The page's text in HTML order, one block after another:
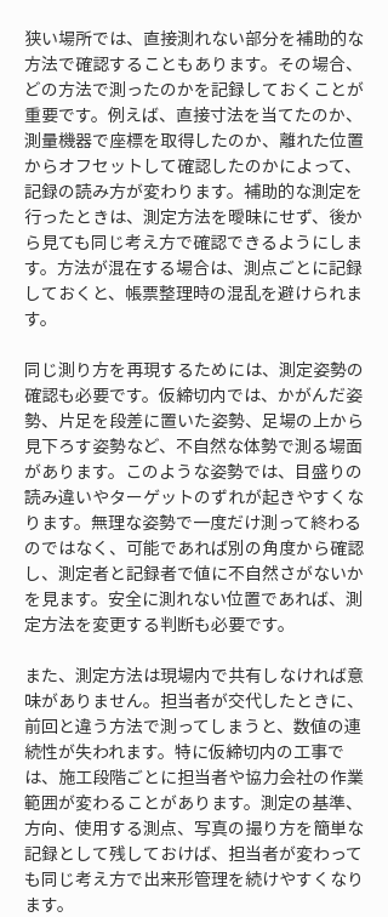
狭い場所では、直接測れない部分を補助的な
方法で確認することもあります。その場合、
どの方法で測ったのかを記録しておくことが
重要です。例えば、直接寸法を当てたのか、
測量機器で座標を取得したのか、離れた位置
からオフセットして確認したのかによって、
記録の読み方が変わります。補助的な測定を
行ったときは、測定方法を曖昧にせず、後か
ら見ても同じ考え方で確認できるようにしま
す。方法が混在する場合は、測点ごとに記録
しておくと、帳票整理時の混乱を避けられま
す。
同じ測り方を再現するためには、測定姿勢の
確認も必要です。仮締切内では、かがんだ姿
勢、片足を段差に置いた姿勢、足場の上から
見下ろす姿勢など、不自然な体勢で測る場面
があります。このような姿勢では、目盛りの
読み違いやターゲットのずれが起きやすくな
ります。無理な姿勢で一度だけ測って終わる
のではなく、可能であれば別の角度から確認
し、測定者と記録者で値に不自然さがないか
を見ます。安全に測れない位置であれば、測
定方法を変更する判断も必要です。
また、測定方法は現場内で共有しなければ意
味がありません。担当者が交代したときに、
前回と違う方法で測ってしまうと、数値の連
続性が失われます。特に仮締切内の工事で
は、施工段階ごとに担当者や協力会社の作業
範囲が変わることがあります。測定の基準、
方向、使用する測点、写真の撮り方を簡単な
記録として残しておけば、担当者が変わって
も同じ考え方で出来形管理を続けやすくなり
ます。